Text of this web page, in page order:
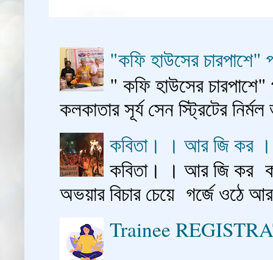
"কফি হাউসের
" কফি হাউসের
কলকাতার সূর্য সেন স্ট্রিটের
কবিতা। । আর জি কর
কবিতা। । আর জি কর
অভয়ার বিচার চেয়ে গর্জে
Trainee